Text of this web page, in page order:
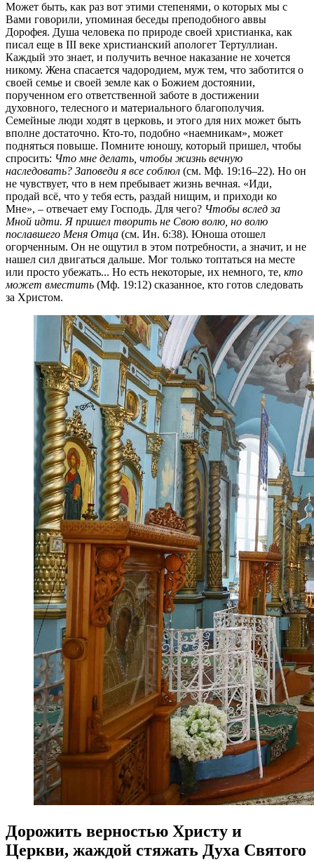
Может быть, как раз вот этими степенями, о которых мы с
Вами говорили, упоминая беседы преподобного аввы
Дорофея. Душа человека по природе своей христианка, как
писал еще в III веке христианский апологет Тертуллиан.
Каждый это знает, и получить вечное наказание не хочется
никому. Жена спасается чадородием, муж тем, что заботится о
своей семье и своей земле как о Божием достоянии,
порученном его ответственной заботе в достижении
духовного, телесного и материального благополучия.
Семейные люди ходят в церковь, и этого для них может быть
вполне достаточно. Кто-то, подобно «наемникам», может
подняться повыше. Помните юношу, который пришел, чтобы
спросить: Что мне делать, чтобы жизнь вечную
наследовать? Заповеди я все соблюл (см. Мф. 19:16–22). Но он
не чувствует, что в нем пребывает жизнь вечная. «Иди,
продай всё, что у тебя есть, раздай нищим, и приходи ко
Мне», – отвечает ему Господь. Для чего? Чтобы вслед за
Мной идти. Я пришел творить не Свою волю, но волю
пославшего Меня Отца (см. Ин. 6:38). Юноша отошел
огорченным. Он не ощутил в этом потребности, а значит, и не
нашел сил двигаться дальше. Мог только топтаться на месте
или просто убежать... Но есть некоторые, их немного, те, кто
может вместить (Мф. 19:12) сказанное, кто готов следовать
за Христом.
Дорожить верностью Христу и
Церкви, жаждой стяжать Духа Святого